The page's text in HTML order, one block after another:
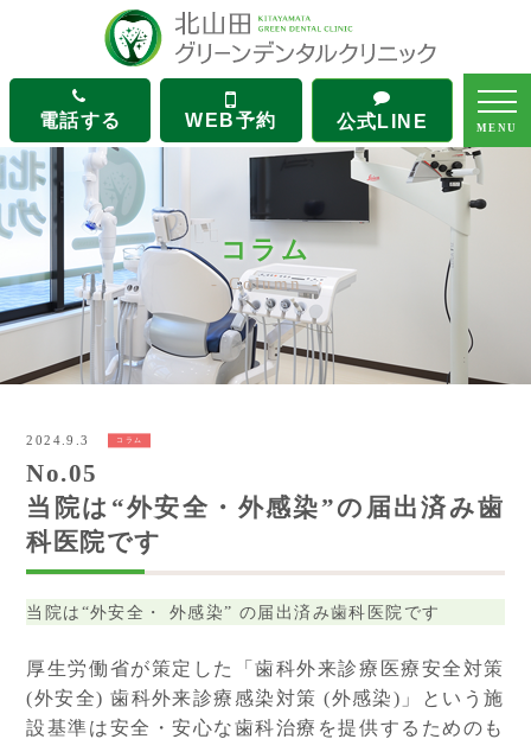
電話する WEB予約 公式LINE MENU
コラム
Column
2024.9.3 コラム
No.05
当院は“外安全・外感染”の届出済み歯
科医院です
当院は“外安全・ 外感染” の届出済み歯科医院です
厚生労働省が策定した「歯科外来診療医療安全対策
(外安全) 歯科外来診療感染対策 (外感染)」という施
設基準は安全・安心な歯科治療を提供するためのも